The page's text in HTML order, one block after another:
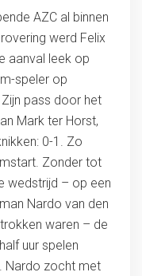
AZC al binnen
werd Felix
aanval leek op
speler op
pass door het
Mark ter Horst,
0-1. Zo
Zonder tot
wedstrijd – op een
Nardo van den
waren – de
uur spelen
Nardo zocht met